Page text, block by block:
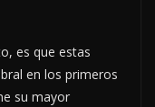
es que estas
en los primeros
su mayor